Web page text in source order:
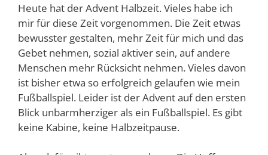
Heute hat der Advent Halbzeit. Vieles habe ich
mir für diese Zeit vorgenommen. Die Zeit etwas
bewusster gestalten, mehr Zeit für mich und das
Gebet nehmen, sozial aktiver sein, auf andere
Menschen mehr Rücksicht nehmen. Vieles davon
ist bisher etwa so erfolgreich gelaufen wie mein
Fußballspiel. Leider ist der Advent auf den ersten
Blick unbarmherziger als ein Fußballspiel. Es gibt
keine Kabine, keine Halbzeitpause.